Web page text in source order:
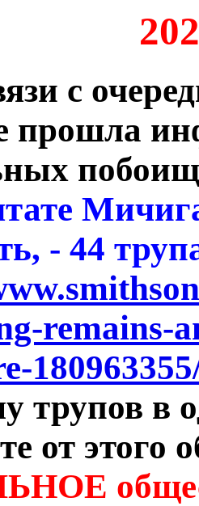
с
прошла
- 44
remains-
трупов в
от этого